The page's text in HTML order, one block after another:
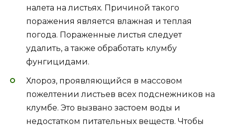
налета на листьях. Причиной такого
поражения является влажная и теплая
погода. Пораженные листья следует
удалить, а также обработать клумбу
фунгицидами.
Хлороз, проявляющийся в массовом
пожелтении листьев всех подснежников на
клумбе. Это вызвано застоем воды и
недостатком питательных веществ. Чтобы